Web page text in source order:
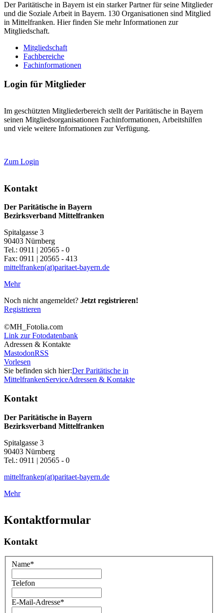
Der Paritätische in Bayern ist ein starker Partner für seine Mitglieder
und die Soziale Arbeit in Bayern. 130 Organisationen sind Mitglied
in Mittelfranken. Hier finden Sie mehr Informationen zur
Mitgliedschaft.
Mitgliedschaft
Fachbereiche
Fachinformationen
Login für Mitglieder
Im geschützten Mitgliederbereich stellt der Paritätische in Bayern
seinen Mitgliedsorganisationen Fachinformationen, Arbeitshilfen
und viele weitere Informationen zur Verfügung.
Zum Login
Kontakt
Der Paritätische in Bayern
Bezirksverband Mittelfranken
Spitalgasse 3
90403 Nürnberg
Tel.: 0911 | 20565 - 0
Fax: 0911 | 20565 - 413
mittelfranken(at)paritaet-bayern.de
Mehr
Noch nicht angemeldet? Jetzt registrieren!
Registrieren
©MH_Fotolia.com
Link zur Fotodatenbank
Adressen & Kontakte
MastodonRSS
Vorlesen
Sie befinden sich hier:Der Paritätische in
MittelfrankenServiceAdressen & Kontakte
Kontakt
Der Paritätische in Bayern
Bezirksverband Mittelfranken
Spitalgasse 3
90403 Nürnberg
Tel.: 0911 | 20565 - 0
mittelfranken(at)paritaet-bayern.de
Mehr
Kontaktformular
Kontakt
Name*
Telefon
E-Mail-Adresse*